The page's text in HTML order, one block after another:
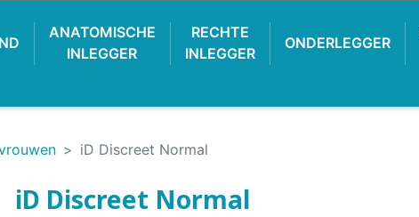
ANATOMISCHE
INLEGGER
RECHTE
INLEGGER
ONDERLEGGER
iD Discreet Normal
iD Discreet Normal